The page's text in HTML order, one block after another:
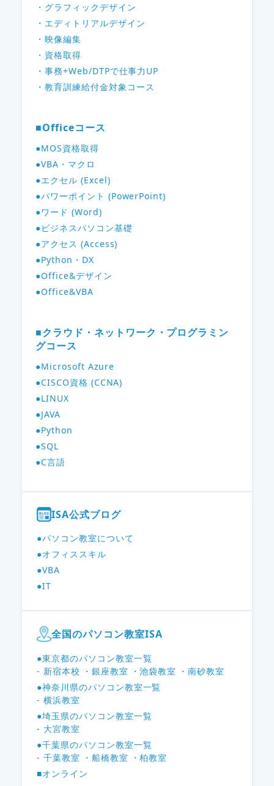
・グラフィックデザイン
・エディトリアルデザイン
・映像編集
・資格取得
・事務+Web/DTPで仕事力UP
・教育訓練給付金対象コース
■Officeコース
●MOS資格取得
●VBA・マクロ
●エクセル (Excel)
●パワーポイント (PowerPoint)
●ワード (Word)
●ビジネスパソコン基礎
●アクセス (Access)
●Python・DX
●Office&デザイン
●Office&VBA
■クラウド・ネットワーク・プログラミン
グコース
●Microsoft Azure
●CISCO資格 (CCNA)
●LINUX
●JAVA
●Python
●SQL
●C言語
ISA公式ブログ
●パソコン教室について
●オフィススキル
●VBA
●IT
全国のパソコン教室ISA
●東京都のパソコン教室一覧
- 新宿本校
・銀座教室 ・池袋教室
・南砂教室
●神奈川県のパソコン教室一覧
- 横浜教室
●埼玉県のパソコン教室一覧
- 大宮教室
●千葉県のパソコン教室一覧
- 千葉教室
・船橋教室
・柏教室
■オンライン